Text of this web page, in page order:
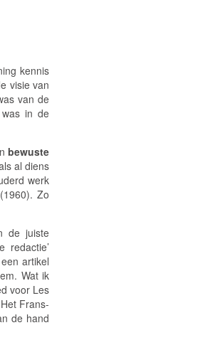
kennis
visie van
van de
in de
bewuste
al diens
werk
Zo
de juiste
redactie’
artikel
. Wat ik
voor Les
Het Frans-
de hand